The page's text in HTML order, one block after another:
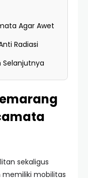
Agar Awet
Radiasi
Selanjutnya
sekaligus
memiliki mobilitas